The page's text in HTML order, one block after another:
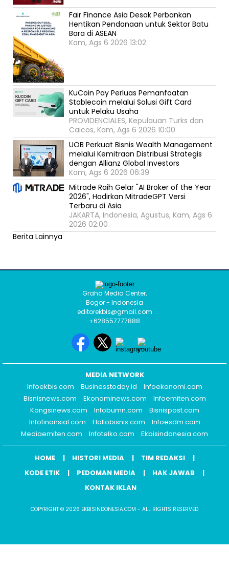
Fair Finance Asia Desak Perbankan
Hentikan Pendanaan untuk Sektor Batu
Bara di ASEAN
Kam, Ags 6 2026 13:02
KuCoin Pay Perluas Pemanfaatan
Stablecoin melalui Solusi Gift Card
untuk Pelaku Usaha
PROVIDENCIALES, Kepulauan Turks dan
Caicos, Kam, Ags 6 2026 10:00
UOB Perkuat Bisnis Wealth Management
melalui Kemitraan Distribusi Strategis
dengan Allianz Global Investors
Kam, Ags 6 2026 06:39
Mitrade Raih Gelar "AI Broker of the Year
2026", Hadirkan MitradeGPT Versi
Terbaru di Asia
JAKARTA, Indonesia, Agustus, Kam, Ags 6
2026 02:00
Berita Lainnya
Graha Media Center,
Bogor - Indonesia
editorekbis@gmail.com
+628557777888
MEDIA NETWORK
Infoekbis.com
Businesstoday.id
Infoekonomi.com
Bisnisnews.com
Ekonominews.com
Infoemiten.com
Kongsinews.com
Infobumn.com
Bisnispost.com
Infofinansial.com
Hallobisnis.com
Infoesdm.com
Mediaemiten.com
Infotelko.com Ekbisindonesia.com
HOME HISTORI MEDIA
TIM REDAKSI
KODE ETIK
PEDOMAN MEDIA
HAK JAWAB
KONTAK IKLAN
COPYRIGHT © 2026 EKBISINDONESIA.COM - ALL RIGHTS RESERVED